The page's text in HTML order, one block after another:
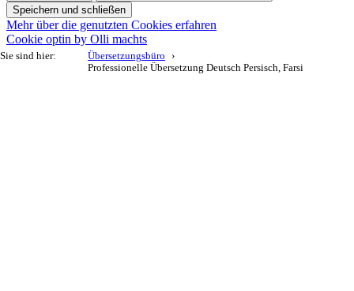
Sie sind hier:
Übersetzungsbüro
Professionelle Übersetzung Deutsch Persisch, Farsi
Speichern und schließen
Mehr über die genutzten Cookies erfahren
Cookie optin by Olli machts